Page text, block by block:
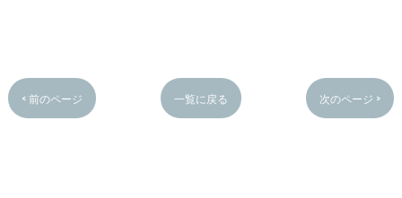
< 前のページ 一覧に戻る 次のページ >